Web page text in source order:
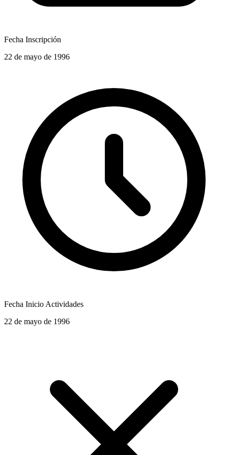
Fecha Inscripción
22 de mayo de 1996
Fecha Inicio Actividades
22 de mayo de 1996